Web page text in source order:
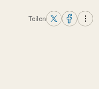
Teilen